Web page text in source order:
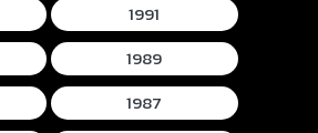
1991
1989
1987